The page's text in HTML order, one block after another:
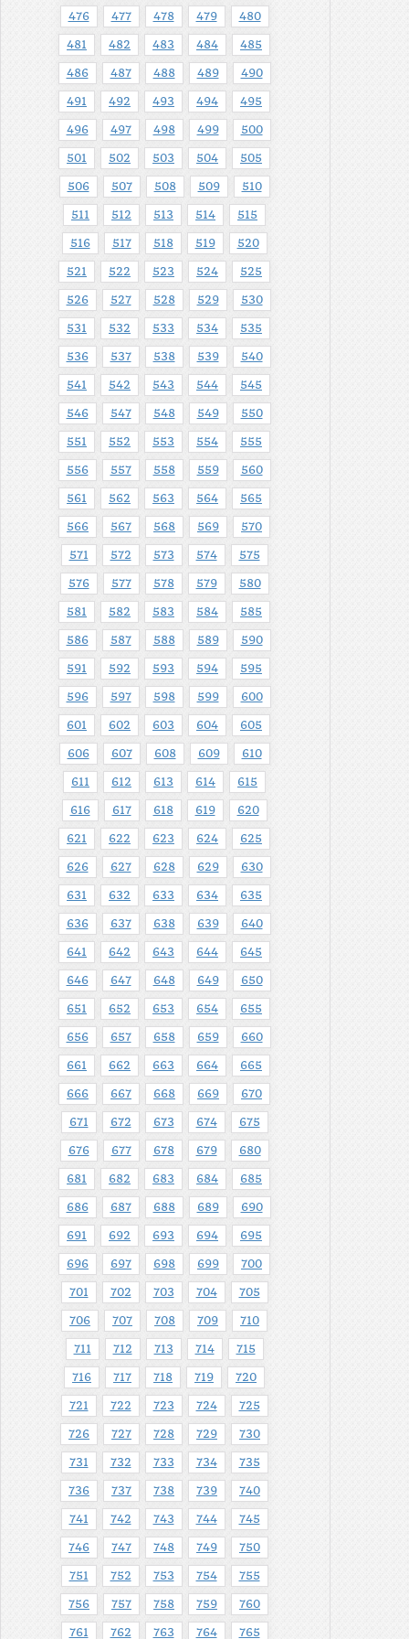
476 477 478 479 480
481 482 483 484 485
486 487 488 489 490
491 492 493 494 495
496 497 498 499 500
501 502 503 504 505
506 507 508 509 510
511 512 513 514 515
516 517 518 519 520
521 522 523 524 525
526 527 528 529 530
531 532 533 534 535
536 537 538 539 540
541 542 543 544 545
546 547 548 549 550
551 552 553 554 555
556 557 558 559 560
561 562 563 564 565
566 567 568 569 570
571 572 573 574 575
576 577 578 579 580
581 582 583 584 585
586 587 588 589 590
591 592 593 594 595
596 597 598 599 600
601 602 603 604 605
606 607 608 609 610
611 612 613 614 615
616 617 618 619 620
621 622 623 624 625
626 627 628 629 630
631 632 633 634 635
636 637 638 639 640
641 642 643 644 645
646 647 648 649 650
651 652 653 654 655
656 657 658 659 660
661 662 663 664 665
666 667 668 669 670
671 672 673 674 675
676 677 678 679 680
681 682 683 684 685
686 687 688 689 690
691 692 693 694 695
696 697 698 699 700
701 702 703 704 705
706 707 708 709 710
711 712 713 714 715
716 717 718 719 720
721 722 723 724 725
726 727 728 729 730
731 732 733 734 735
736 737 738 739 740
741 742 743 744 745
746 747 748 749 750
751 752 753 754 755
756 757 758 759 760
761 762 763 764 765